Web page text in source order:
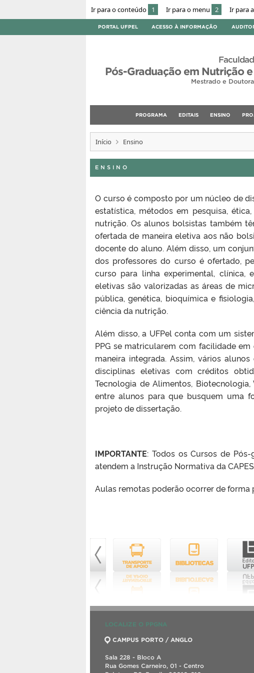
Ir para o conteúdo 1 Ir para o menu 2 Ir para
PORTAL UFPEL ACESSO À INFORMAÇÃO
Pós-Graduação em Nutrição
Mestrado e
PROGRAMA EDITAIS ENSINO
Início Ensino
ENSINO
O curso é composto por um núcleo de
estatística, métodos em pesquisa,
nutrição. Os alunos bolsistas também
ofertada de maneira eletiva aos não
docente do aluno. Além disso, um
dos professores do curso é ofertado,
curso para linha experimental, clínica,
eletivas são valorizadas as áreas de
pública, genética, bioquímica e
ciência da nutrição.
Além disso, a UFPel conta com um
PPG se matricularem com facilidade
maneira integrada. Assim, vários
disciplinas eletivas com créditos
Tecnologia de Alimentos,
entre alunos para que busquem uma
projeto de dissertação.
IMPORTANTE: Todos os Cursos de
atendem a Instrução Normativa da
Aulas remotas poderão ocorrer de forma
LOCALIZE O PPGNA
CAMPUS PORTO / ANGLO
Sala 228 - Bloco A
Rua Gomes Carneiro, 01 - Centro